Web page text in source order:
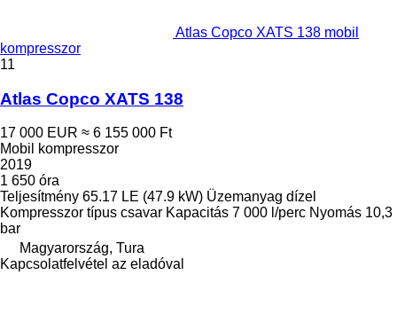
Atlas Copco XATS 138 mobil
kompresszor
11
Atlas Copco XATS 138
17 000 EUR ≈ 6 155 000 Ft
Mobil kompresszor
2019
1 650 óra
Teljesítmény 65.17 LE (47.9 kW) Üzemanyag dízel
Kompresszor típus csavar Kapacitás 7 000 l/perc Nyomás 10,3
bar
Magyarország, Tura
Kapcsolatfelvétel az eladóval